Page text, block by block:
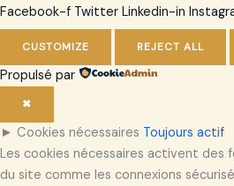
Facebook-f Twitter Linkedin-in
CUSTOMIZE REJECT ALL
Propulsé par
✖
► Cookies nécessaires Toujours actif
Les cookies nécessaires activent des
du site comme les connexions